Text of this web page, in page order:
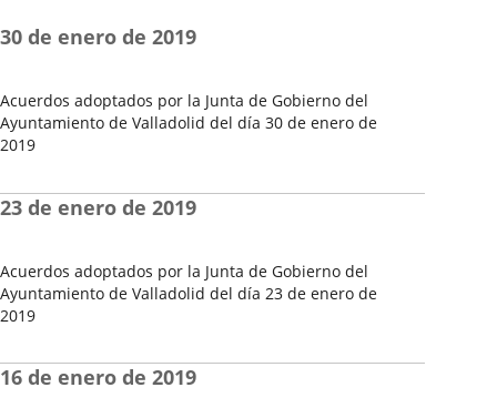
Acuerdos adoptados por la Junta de Gobierno del
Ayuntamiento de Valladolid del día 30 de enero de
2019
del
Pleno
30 de enero de 2019
Acuerdos adoptados por la Junta de Gobierno del
Ayuntamiento de Valladolid del día 23 de enero de
2019
del
Pleno
23 de enero de 2019
16 de enero de 2019